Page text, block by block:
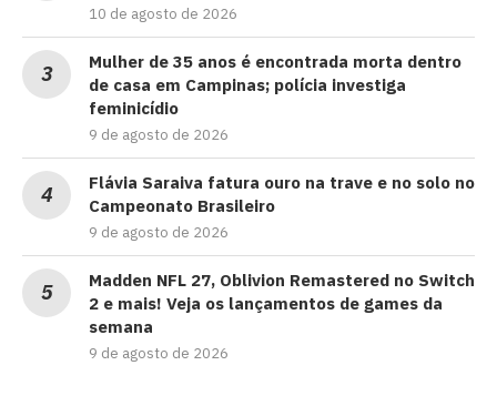
10 de agosto de 2026
Mulher de 35 anos é encontrada morta dentro
de casa em Campinas; polícia investiga
feminicídio
9 de agosto de 2026
Flávia Saraiva fatura ouro na trave e no solo no
Campeonato Brasileiro
9 de agosto de 2026
Madden NFL 27, Oblivion Remastered no Switch
2 e mais! Veja os lançamentos de games da
semana
9 de agosto de 2026